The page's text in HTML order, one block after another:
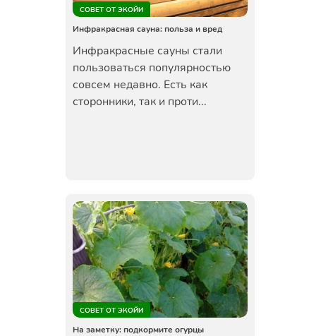
СОВЕТ ОТ ЭКОЙИ
Инфракрасная сауна: польза и вред
Инфракрасные сауны стали
пользоваться популярностью
совсем недавно. Есть как
сторонники, так и проти...
СОВЕТ ОТ ЭКОЙИ
На заметку: подкормите огурцы